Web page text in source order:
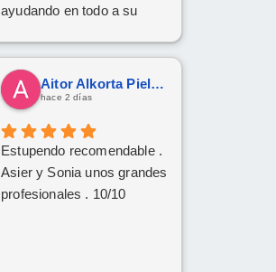
ayudando en todo a su
recomendable,grandes
profesionales
Aitor Alkorta Pielago
hace 2 días
Estupendo recomendable .
Asier y Sonia unos grandes
profesionales . 10/10